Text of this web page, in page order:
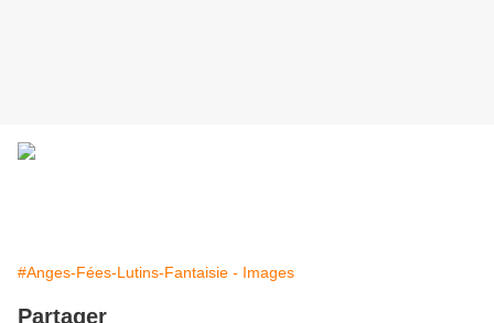
#Anges-Fées-Lutins-Fantaisie - Images
Partager